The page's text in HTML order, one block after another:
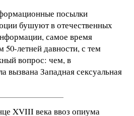
посылки
бушуют в отечественных
самое время
50-летней давности, с тем
вопрос: чем, в
вызвана Западная сексуальная
XVIII века ввоз опиума